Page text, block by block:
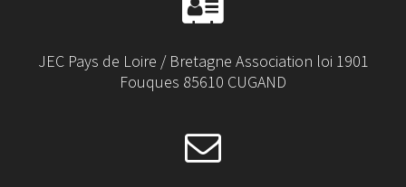
JEC Pays de Loire / Bretagne Association loi 1901
Fouques 85610 CUGAND